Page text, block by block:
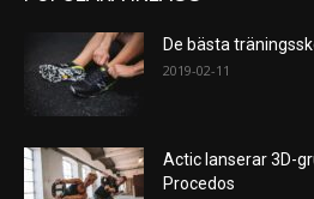
De bästa
2019-02-11
Actic lanserar 3D-
Procedos